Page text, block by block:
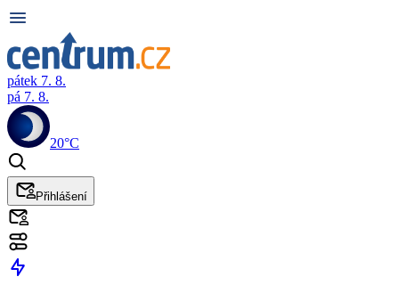
pátek 7. 8.
pá 7. 8.
20°C
Přihlášení